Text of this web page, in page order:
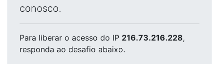
conosco.
Para liberar o acesso do IP 216.73.216.228,
responda ao desafio abaixo.